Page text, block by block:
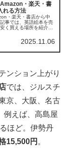
・楽天・書
れる方法
・楽天・書店から中
事では、英語絵本を売
く買える場所を紹介し
2025.11.06
ンション上がり
では、ジルスチ
京、大阪、名古
例えば、高島屋
ほど。伊勢丹
15,500円 。